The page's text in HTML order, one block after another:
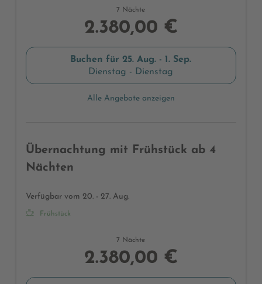
7 Nächte
2.380,00 €
Buchen für25. Aug. - 1. Sep.
Dienstag - Dienstag
Alle Angebote anzeigen
Übernachtung mit Frühstück ab 4
Nächten
Verfügbar vom 20. - 27. Aug.
Frühstück
7 Nächte
2.380,00 €